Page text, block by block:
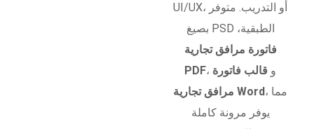
UI/UX، أو التدريب. متوفر
بصيغ PSD الطبقية،
فاتورة مرافق تجارية
PDF
، و قالب فاتورة
مرافق تجارية Word، مما
يوفر مرونة كاملة